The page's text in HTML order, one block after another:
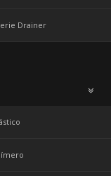
Drainer